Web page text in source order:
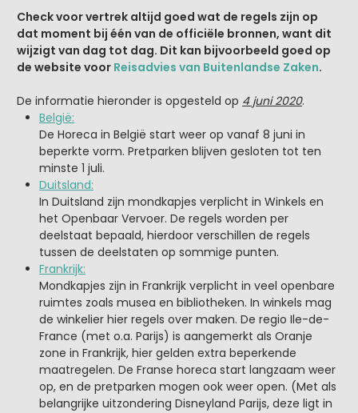
Check voor vertrek altijd goed wat de regels zijn op
dat moment bij één van de officiële bronnen, want dit
wijzigt van dag tot dag. Dit kan bijvoorbeeld goed op
de website voor Reisadvies van Buitenlandse Zaken.
De informatie hieronder is opgesteld op 4 juni 2020.
België:
De Horeca in België start weer op vanaf 8 juni in
beperkte vorm. Pretparken blijven gesloten tot ten
minste 1 juli.
Duitsland:
In Duitsland zijn mondkapjes verplicht in Winkels en
het Openbaar Vervoer. De regels worden per
deelstaat bepaald, hierdoor verschillen de regels
tussen de deelstaten op sommige punten.
Frankrijk:
Mondkapjes zijn in Frankrijk verplicht in veel openbare
ruimtes zoals musea en bibliotheken. In winkels mag
de winkelier hier regels over maken. De regio Ile-de-
France (met o.a. Parijs) is aangemerkt als Oranje
zone in Frankrijk, hier gelden extra beperkende
maatregelen. De Franse horeca start langzaam weer
op, en de pretparken mogen ook weer open. (Met als
belangrijke uitzondering Disneyland Parijs, deze ligt in